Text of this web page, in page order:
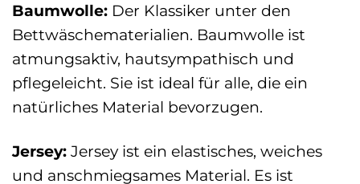
Baumwolle: Der Klassiker unter den
Bettwäschematerialien. Baumwolle ist
atmungsaktiv, hautsympathisch und
pflegeleicht. Sie ist ideal für alle, die ein
natürliches Material bevorzugen.
Jersey: Jersey ist ein elastisches, weiches
und anschmiegsames Material. Es ist